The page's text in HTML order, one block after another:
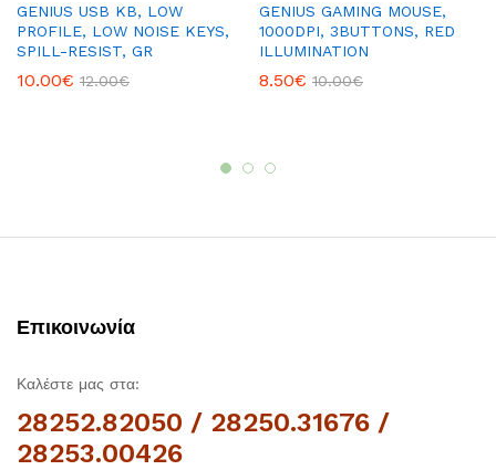
GENIUS USB KB, LOW
PROFILE, LOW NOISE KEYS,
SPILL-RESIST, GR
10.00€ 12.00€
GENIUS GAMING MOUSE,
1000DPI, 3BUTTONS, RED
ILLUMINATION
8.50€ 10.00€
Επικοινωνία
Καλέστε μας στα:
28252.82050 / 28250.31676 /
28253.00426